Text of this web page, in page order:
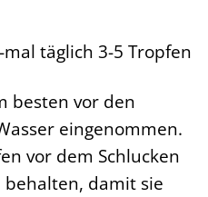
täglich 3-5 Tropfen
besten vor den
eingenommen.
vor dem Schlucken
damit sie